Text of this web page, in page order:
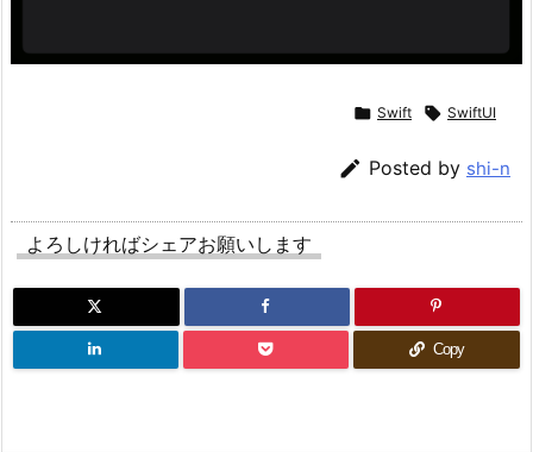
 Swift  SwiftUI
 Posted by shi-n
よろしければシェアお願いします
Copy